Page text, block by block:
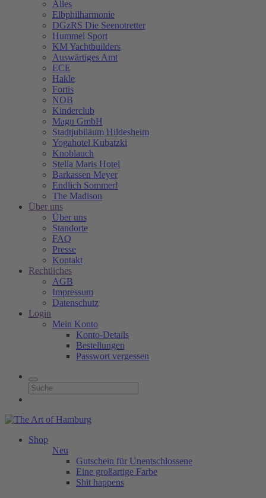
Alles
Elbphilharmonie
DGzRS Die Seenotretter
Hummel Sport
KM Yachtbuilders
Auswärtiges Amt
ECE
Hakle
Fortis
NOB
Kinderclub
Magu GmbH
Stadtjubiläum Hildesheim
Yogahotel Kubatzki
Knoblauch
Stella Maris Hotel
Barkassen Meyer
Endlich Sommer!
The Madison
Über uns
Über uns
Standorte
FAQ
Presse
Kontakt
Rechtliches
AGB
Impressum
Datenschutz
Login
Mein Konto
Konto-Details
Bestellungen
Passwort vergessen
Shop
Neu
Gutschein für Unentschlossene
Eine großartige Farbe
Shit happens